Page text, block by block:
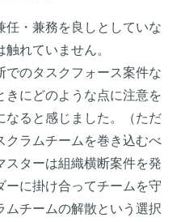
任・兼務を良しとしていな
れていません。
でのタスクフォース案件な
きにどのような点に注意を
なると感じました。（ただ
クラムチームを巻き込むべ
スターは組織横断案件を発
ーに掛け合ってチームを守
ムチームの解散という選択